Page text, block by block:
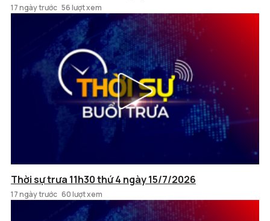
17 ngày trước 56 lượt xem
Thời sự trưa 11h30 thứ 4 ngày 15/7/2026
17 ngày trước 60 lượt xem